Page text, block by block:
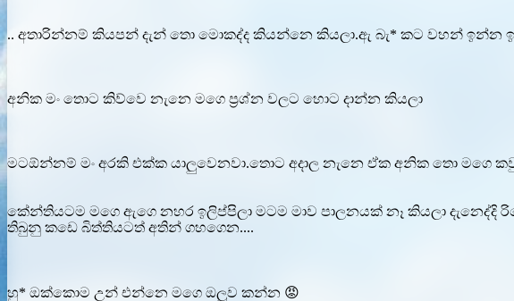
.. අතාරින්නම් කියපන් දැන් තො මොකද්ද කියන්නෙ කියලා.ඇ බැ* කට වහන්
අනික මං තොට කිව්වෙ නැනෙ මගෙ ප්‍රශ්න වලට හොට දාන්න කියලා
මටඕන්නම් මං අරකි එක්ක යාලුවෙනවා.තොට අදාල නැනෙ ඒක අනික තො මගෙ
කේන්තියටම මගෙ ඇගෙ නහර ඉලිප්පිලා මටම මාව පාලනයක් නෑ කියලා
තිබුනු කඩෙ බිත්තියටත් අතින් ගහගෙන....
හු* ඔක්කොම උන් එන්නෙ මගෙ ඔලුව කන්න 😡